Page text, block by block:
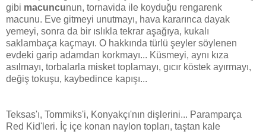
gibi macuncunun, tornavida ile koyduğu rengarenk
macunu. Eve gitmeyi unutmayı, hava kararınca dayak
yemeyi, sonra da bir ıslıkla tekrar aşağıya, kukalı
saklambaça kaçmayı. O hakkında türlü şeyler söylenen
evdeki garip adamdan korkmayı... Küsmeyi, aynı kıza
asılmayı, torbalarla misket toplamayı, gıcır köstek ayırmayı,
değiş tokuşu, kaybedince kapışı...
Teksas'ı, Tommiks'i, Konyakçı'nın dişlerini... Paramparça
Red Kid'leri. İç içe konan naylon topları, taştan kale